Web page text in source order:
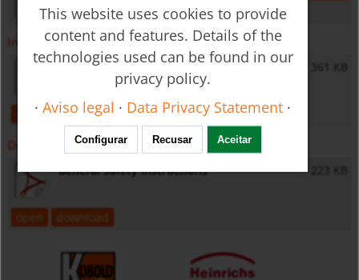
Instruções de operação
ATS/ATA/ATT - Operating Instructions 361 KB
open download
Diversos
General Safety Instructions 223 KB
open download
This website uses cookies to provide
content and features. Details of the
technologies used can be found in our
privacy policy.
·Aviso legal · Data Privacy Statement ·
Configurar Recusar Aceitar